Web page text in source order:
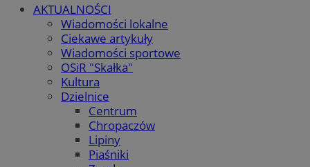
AKTUALNOŚCI
Wiadomości lokalne
Ciekawe artykuły
Wiadomości sportowe
OSiR "Skałka"
Kultura
Dzielnice
Centrum
Chropaczów
Lipiny
Piaśniki